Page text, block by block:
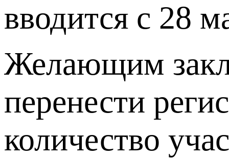
вводится с 28
Желающим
перенести
количество